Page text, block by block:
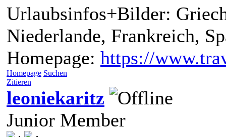
Urlaubsinfos+Bilder:
Niederlande, Frankreich,
Homepage: https://
Homepage Suchen
Zitieren
leoniekaritz
Junior Member